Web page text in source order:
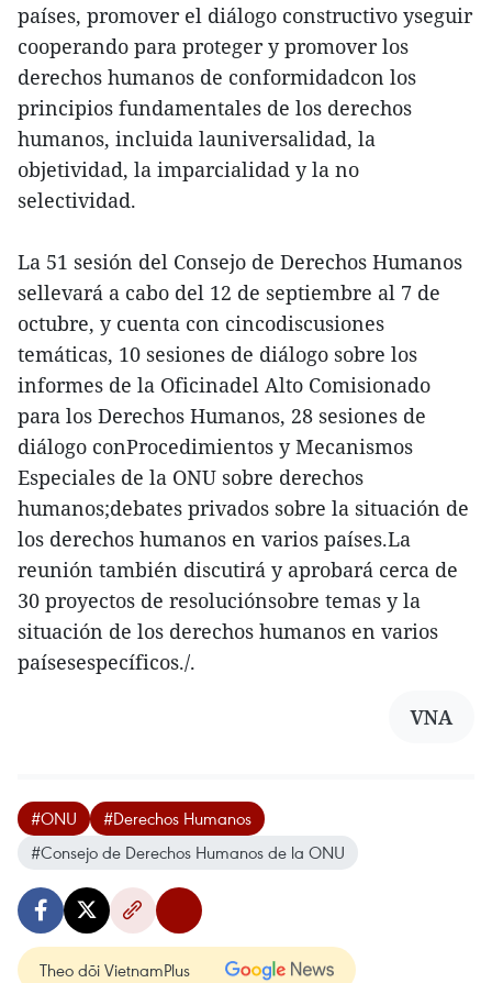
países, promover el diálogo constructivo yseguir
cooperando para proteger y promover los
derechos humanos de conformidadcon los
principios fundamentales de los derechos
humanos, incluida launiversalidad, la
objetividad, la imparcialidad y la no
selectividad.
La 51 sesión del Consejo de Derechos Humanos
sellevará a cabo del 12 de septiembre al 7 de
octubre, y cuenta con cincodiscusiones
temáticas, 10 sesiones de diálogo sobre los
informes de la Oficinadel Alto Comisionado
para los Derechos Humanos, 28 sesiones de
diálogo conProcedimientos y Mecanismos
Especiales de la ONU sobre derechos
humanos;debates privados sobre la situación de
los derechos humanos en varios países.La
reunión también discutirá y aprobará cerca de
30 proyectos de resoluciónsobre temas y la
situación de los derechos humanos en varios
paísesespecíficos./.
VNA
#ONU
#Derechos Humanos
#Consejo de Derechos Humanos de la ONU
Theo dõi VietnamPlus